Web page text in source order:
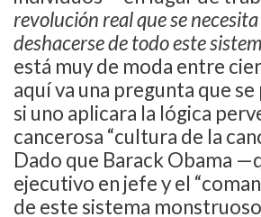
revolución real que se
deshacerse de todo este
está muy de moda entre
aquí va una pregunta que
si uno aplicara la lógica
cancerosa “cultura de la
Dado que Barack Obama
ejecutivo en jefe y el
de este sistema